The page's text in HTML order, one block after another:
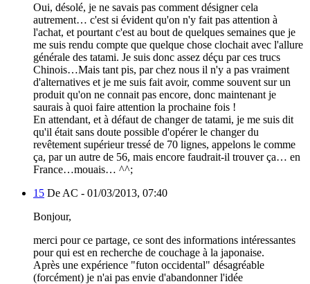
Oui, désolé, je ne savais pas comment désigner cela
autrement… c'est si évident qu'on n'y fait pas attention à
l'achat, et pourtant c'est au bout de quelques semaines que je
me suis rendu compte que quelque chose clochait avec l'allure
générale des tatami. Je suis donc assez déçu par ces trucs
Chinois…Mais tant pis, par chez nous il n'y a pas vraiment
d'alternatives et je me suis fait avoir, comme souvent sur un
produit qu'on ne connait pas encore, donc maintenant je
saurais à quoi faire attention la prochaine fois !
En attendant, et à défaut de changer de tatami, je me suis dit
qu'il était sans doute possible d'opérer le changer du
revêtement supérieur tressé de 70 lignes, appelons le comme
ça, par un autre de 56, mais encore faudrait-il trouver ça… en
France…mouais… ^^;
15 De AC - 01/03/2013, 07:40
Bonjour,
merci pour ce partage, ce sont des informations intéressantes
pour qui est en recherche de couchage à la japonaise.
Après une expérience "futon occidental" désagréable
(forcément) je n'ai pas envie d'abandonner l'idée